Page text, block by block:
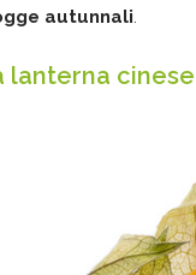
autunnali.
lanterna